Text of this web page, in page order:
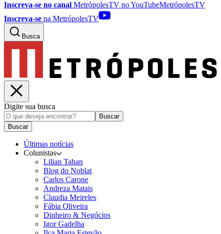
Inscreva-se no canal MetrópolesTV noYouTubeMetrópolesTV
Inscreva-se na MetrópolesTV
Busca
Digite sua busca
Buscar
Buscar
Últimas notícias
Colunistas
Lilian Tahan
Blog do Noblat
Carlos Carone
Andreza Matais
Claudia Meireles
Fábia Oliveira
Dinheiro & Negócios
Igor Gadelha